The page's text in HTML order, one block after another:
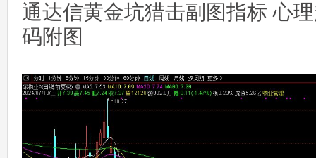
通达信黄金坑猎击副图指标 心
码附图